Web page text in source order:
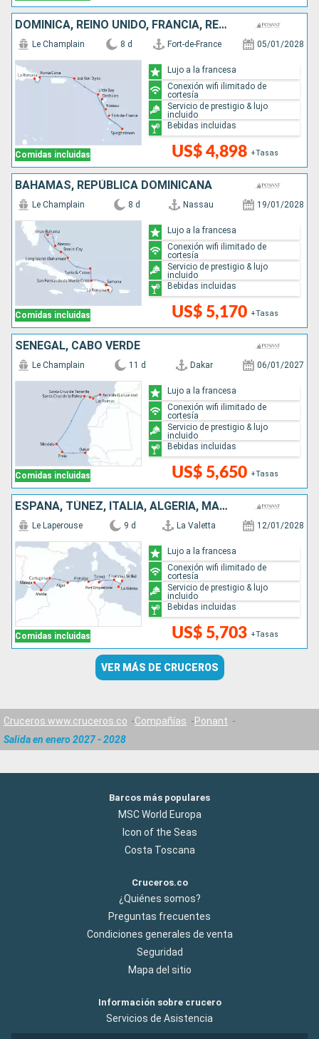
DOMINICA, REINO UNIDO, FRANCIA, REPÚBLICA DOMINICANA, BARBADOS
Comidas incluidas
Le Champlain 8 d Fort-de-France 05/01/2028
US$ 4,898 +Tasas
Lujo a la francesa
Conexión wifi ilimitado de
cortesía
Servicio de prestigio & lujo
incluido
Bebidas incluidas
BAHAMAS, REPÚBLICA DOMINICANA
Comidas incluidas
Le Champlain 8 d Nassau 19/01/2028
US$ 5,170 +Tasas
Lujo a la francesa
Conexión wifi ilimitado de
cortesía
Servicio de prestigio & lujo
incluido
Bebidas incluidas
SENEGAL, CABO VERDE
Comidas incluidas
Le Champlain 11 d Dakar 06/01/2027
US$ 5,650 +Tasas
Lujo a la francesa
Conexión wifi ilimitado de
cortesía
Servicio de prestigio & lujo
incluido
Bebidas incluidas
ESPAÑA, TÚNEZ, ITALIA, ALGERIA, MALTA
Comidas incluidas
Le Laperouse 9 d La Valetta 12/01/2028
US$ 5,703 +Tasas
Lujo a la francesa
Conexión wifi ilimitado de
cortesía
Servicio de prestigio & lujo
incluido
Bebidas incluidas
VER MÁS DE CRUCEROS
Cruceros www.cruceros.co Compañías
Ponant
Salida en enero 2027 - 2028
Barcos más populares
MSC World Europa
Icon of the Seas
Costa Toscana
Cruceros.co
¿Quiénes somos?
Preguntas frecuentes
Condiciones generales de venta
Seguridad
Mapa del sitio
Información sobre crucero
Servicios de Asistencia